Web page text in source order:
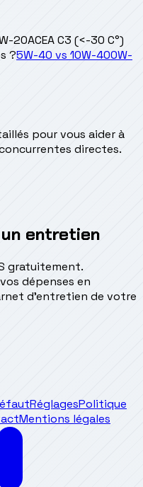
20ACEA C3 (<-30 C°)
?5W-40 vs 10W-400W-
pour vous aider à
directes.
entretien
gratuitement.
dépenses en
d'entretien de votre
RéglagesPolitique
Mentions légales